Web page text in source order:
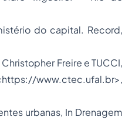
do capital. Record,
Christopher Freire e TUCCI,
www.ctec.ufal.br>,
urbanas, In Drenagem